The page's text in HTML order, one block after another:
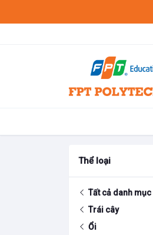
Thể loại
Tất cả danh mục
Trái cây
Ổi